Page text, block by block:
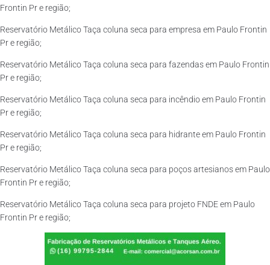
Frontin Pr e região;
Reservatório Metálico Taça coluna seca para empresa em Paulo Frontin
Pr e região;
Reservatório Metálico Taça coluna seca para fazendas em Paulo Frontin
Pr e região;
Reservatório Metálico Taça coluna seca para incêndio em Paulo Frontin
Pr e região;
Reservatório Metálico Taça coluna seca para hidrante em Paulo Frontin
Pr e região;
Reservatório Metálico Taça coluna seca para poços artesianos em Paulo
Frontin Pr e região;
Reservatório Metálico Taça coluna seca para projeto FNDE em Paulo
Frontin Pr e região;